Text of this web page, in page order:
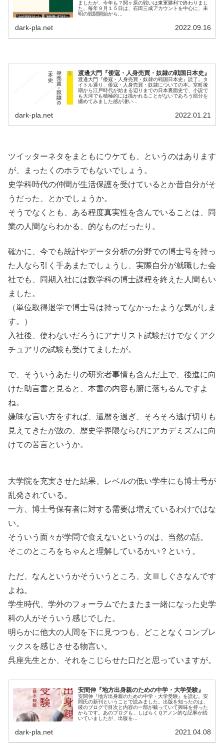
ましたが、今年も？関ヶ原の戦いは東軍勝利で終わりまし
た。毎年９月１５日は、石田三成アカウントを中心に、未
明の戦闘開始から...
dark-pla.net 2022.09.16
渡邊大門『倭寇・人身売買・奴隷の戦国日本史』
渡邊大門『倭寇・人身売買・奴隷の戦国日本史』読了。タ
イトル通り、倭寇・人身売買・奴隷についての本。室町後
期から江戸時代が始まる辺りまでの日本裏面史で、小説で
も大河でも積極的には描かれることがないであろう部分を
纏めてみました感が凄い...
dark-pla.net 2022.01.21
ツイッターネタをまともにウケても、というのはあります
が、まったくのホラでもないでしょう。
史学科時代の仲間が生活保護を受けているとか昔自分がそ
うだった、とかでしょうか。
そうでなくとも、ある程度真実性を含んでいることは、同
業の人間ならわかる、的なものだったり。
確かに、今でも統計やデータ分析の分野での博士号を持っ
た人なら引く手あまたでしょうし、実際自分が就職した会
社でも、同期入社には数学科の博士課程を終えた人間もい
ました。
（単位取得退学で博士号は持ってなかったような気がしま
す。）
入社後、使わないだろうにアナリスト試験だけでなくアク
チュアリの試験も受けてましたが。
で、そういうあたりの研究者事情も含んだ上で、後進に向
けた助言書と見ると、本書の内容も腑に落ちるんですよ
ね。
嫌味な言い方をすれば、還暦を過ぎ、そろそろ逃げ切りも
見えてきたが故の、歴史学界隈ならびにアカデミズムに向
けての苦言というか。
大学院を充実させた結果、レベルの低い学生にも博士号が
乱発されている。
一方、博士号保有者に対する需要は増えているわけではな
い。
そういう面々が学問で食えないというのは、当然の話。
そこのところをちゃんと理解しているかい？という。
ただ、なんというかそういうところ、文Ⅲしぐさなんです
よね。
学生時代、学外のフォーラムでたまたま一緒になった史学
科の人がそういう感じでした。
明らかに他大の人間を下に見つつも、どことなくコンプレ
ックスを感じさせる物言い。
呉座先生とか、それをこじらせた口だと思っていますが。
安間伸『地方出身親のための中学・大学受験』
安間伸『地方出身親のための中学・大学受験』を読む。安
間氏の新刊ということで読みました。出版を知ったのは、
彼のブログで目次と内容の一部が載っていて興味を持った
からです。あのブログも、しばらくＱアノン的な記事が続
いていましたが、出版を...
dark-pla.net 2021.04.08